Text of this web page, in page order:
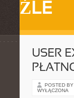
ŹLE
USER
POSTED BY
WYŁĄCZONA